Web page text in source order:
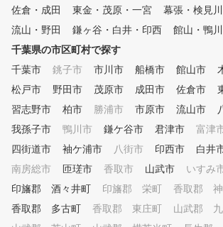
佐倉・成田
東金・茂原・一宮
幕張・検見
流山・野田
鎌ヶ谷・白井・印西
館山・鴨
千葉県の市区町村で探す
千葉市
銚子市 市川市 船橋市 館山市
松戸市
野田市 茂原市 成田市 佐倉市
習志野市
柏市 勝浦市 市原市 流山市
我孫子市
鴨川市 鎌ケ谷市 君津市 富津
四街道市
袖ケ浦市 八街市 印西市 白井
南房総市
匝瑳市 香取市 山武市 いすみ
印旛郡 酒々井町
印旛郡 栄町
香取郡 神
香取郡 多古町
香取郡 東庄町
山武郡 九